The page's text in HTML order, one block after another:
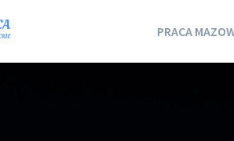
PRACA